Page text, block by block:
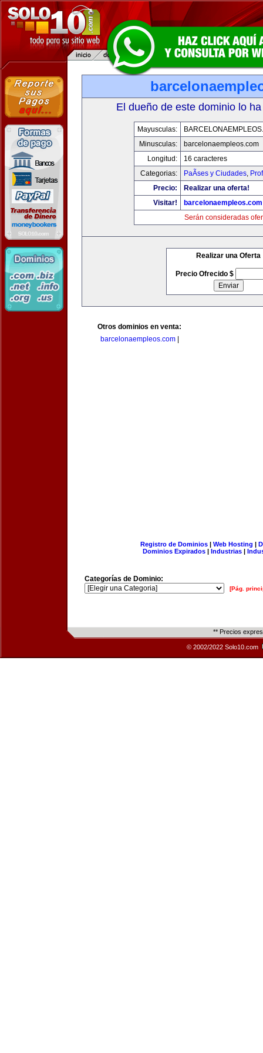
El dueño de este dominio lo
Mayusculas:
Minusculas:
barcelonaempleos.com
Longitud:
16 caracteres
Categorias:
PaÃ­ses y Ciudades,
Precio:
Realizar una oferta!
Visitar!
barcelonaempleos.com
Serán consideradas
Realizar una Oferta
Precio Ofrecido $
Otros dominios en venta:
barcelonaempleos.com|
Registro de Dominios| Web Hosting |
Dominios Expirados | Industrias |
Categorías de Dominio:
[Pág.
** Precios
© 2002/2022 Solo10.com